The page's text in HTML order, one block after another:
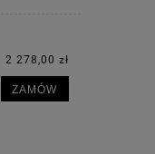
2 278,00 zł
ZAMÓW